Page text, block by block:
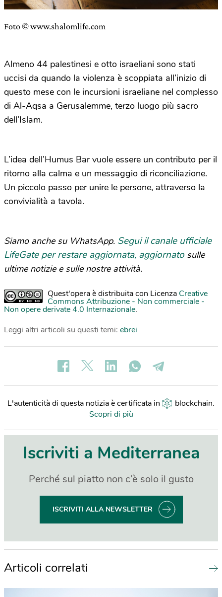
Foto © www.shalomlife.com
Almeno 44 palestinesi e otto israeliani sono stati
uccisi da quando la violenza è scoppiata all’inizio di
questo mese con le incursioni israeliane nel complesso
di Al-Aqsa a Gerusalemme, terzo luogo più sacro
dell’Islam.
L’idea dell’Humus Bar vuole essere un contributo per il
ritorno alla calma e un messaggio di riconciliazione.
Un piccolo passo per unire le persone, attraverso la
convivialità a tavola.
Siamo anche su WhatsApp. Segui il canale ufficiale
LifeGate per restare aggiornata, aggiornato sulle
ultime notizie e sulle nostre attività.
Quest'opera è distribuita con Licenza Creative
Commons Attribuzione - Non commerciale -
Non opere derivate 4.0 Internazionale.
Leggi altri articoli su questi temi: ebrei
L'autenticità di questa notizia è certificata in blockchain.
Scopri di più
Iscriviti a Mediterranea
Perché sul piatto non c’è solo il gusto
ISCRIVITI ALLA NEWSLETTER
Articoli correlati